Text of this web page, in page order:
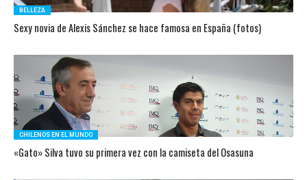
BELLEZA
Sexy novia de Alexis Sánchez se hace famosa en España (fotos)
CHILENOS EN EL MUNDO
«Gato» Silva tuvo su primera vez con la camiseta del Osasuna